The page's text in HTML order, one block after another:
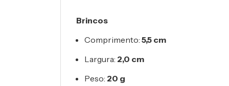
Brincos
Comprimento: 5,5 cm
Largura: 2,0 cm
Peso: 20 g